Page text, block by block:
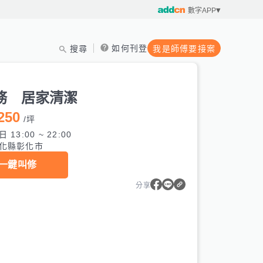
數字APP
搜尋 如何刊登 我是師傅要接案
居家清潔
/坪
13:00 ~ 22:00
縣彰化市
鍵叫修
分享